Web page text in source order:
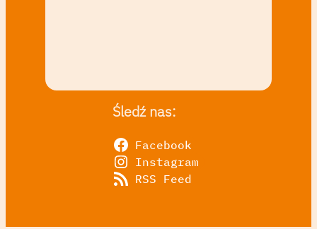
Śledź nas:
Facebook
Instagram
RSS Feed